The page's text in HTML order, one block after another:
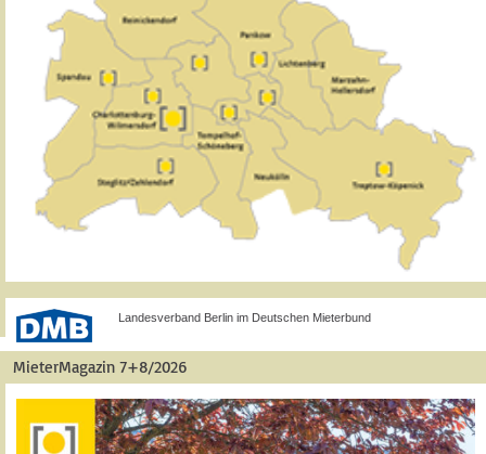
Landesverband Berlin im Deutschen Mieterbund
MieterMagazin 7+8/2026